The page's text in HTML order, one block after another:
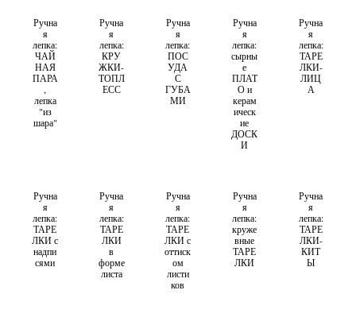
Ручна
я
лепка:
ЧАЙ
НАЯ
ПАРА
,
лепка
"из
шара"
Ручна
я
лепка:
КРУ
ЖКИ-
ТОПЛ
ЕСС
Ручна
я
лепка:
ПОС
УДА
С
ГУБА
МИ
Ручна
я
лепка:
сырны
е
ПЛАТ
О и
керам
ическ
ие
ДОСК
И
Ручна
я
лепка:
ТАРЕ
ЛКИ-
ЛИЦ
А
Ручна
я
лепка:
ТАРЕ
ЛКИ с
надпи
сями
Ручна
я
лепка:
ТАРЕ
ЛКИ
в
форме
листа
Ручна
я
лепка:
ТАРЕ
ЛКИ с
оттиск
ом
листи
ков
Ручна
я
лепка:
круже
вные
ТАРЕ
ЛКИ
Ручна
я
лепка:
ТАРЕ
ЛКИ-
КИТ
Ы